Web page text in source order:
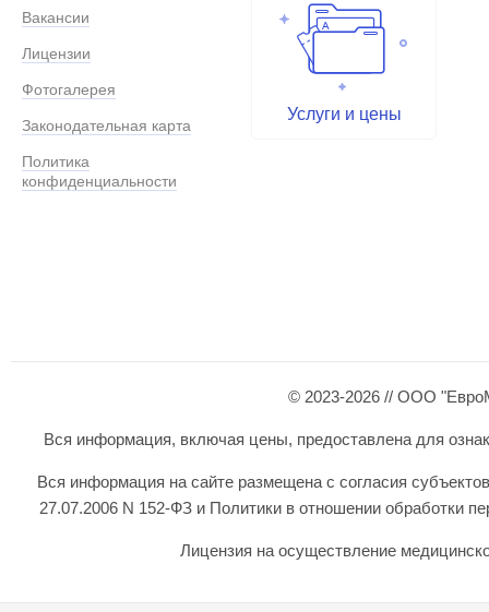
Вакансии
Лицензии
Фотогалерея
Законодательная карта
Политика
конфиденциальности
Услуги и цены
© 2023-2026 // ООО
Вся информация, включая цены, предоставлена для
Вся информация на сайте размещена с согласия
27.07.2006 N 152-ФЗ и Политики в отношении обработки
Лицензия на осуществление